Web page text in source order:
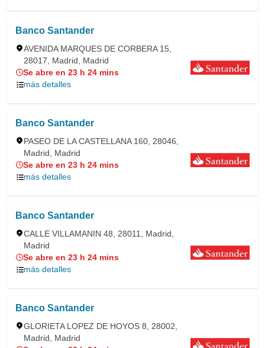
Banco Santander
AVENIDA MARQUES DE CORBERA 15,
28017, Madrid, Madrid
Se abre en 23 h 24 mins
más detalles
Banco Santander
PASEO DE LA CASTELLANA 160, 28046,
Madrid, Madrid
Se abre en 23 h 24 mins
más detalles
Banco Santander
CALLE VILLAMANIN 48, 28011, Madrid,
Madrid
Se abre en 23 h 24 mins
más detalles
Banco Santander
GLORIETA LOPEZ DE HOYOS 8, 28002,
Madrid, Madrid